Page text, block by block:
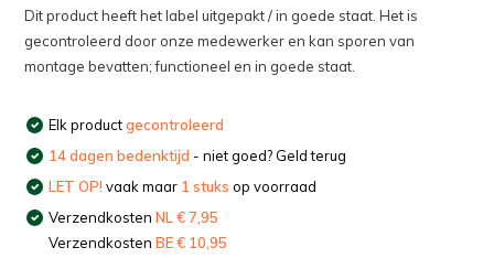
Dit product heeft het label uitgepakt / in goede staat. Het is
gecontroleerd door onze medewerker en kan sporen van
montage bevatten; functioneel en in goede staat.
Elk productgecontroleerd
14 dagen bedenktijd - niet goed? Geld terug
LET OP! vaak maar 1 stuks op voorraad
VerzendkostenNL € 7,95
VerzendkostenBE € 10,95